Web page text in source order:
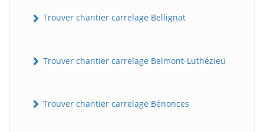
Trouver chantier carrelage Bellignat
Trouver chantier carrelage Belmont-Luthézieu
Trouver chantier carrelage Bénonces